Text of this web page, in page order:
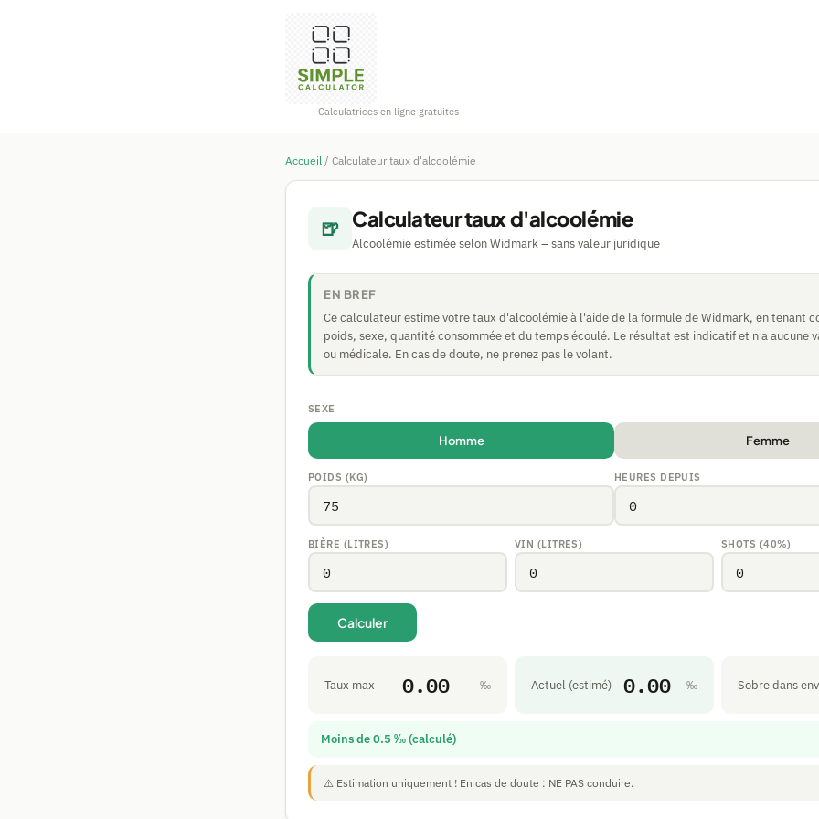
Calculatrices en ligne gratuites
Accueil / Calculateur taux d'alcoolémie
🍺 Calculateur taux d'alcoolémie
Alcoolémie estimée selon Widmark – sans valeur juridique
EN BREF
Ce calculateur estime votre taux d'alcoolémie à l'aide de la formule de Widmark, en tenant
poids, sexe, quantité consommée et du temps écoulé. Le résultat est indicatif et n'a aucune
ou médicale. En cas de doute, ne prenez pas le volant.
SEXE
Homme Femme
POIDS (KG) HEURES DEPUIS
BIÈRE (LITRES) VIN (LITRES) SHOTS (40%)
Calculer
Taux max 0.00 ‰ Actuel (estimé) 0.00 ‰ Sobre dans
Moins de 0.5 ‰ (calculé)
⚠️ Estimation uniquement ! En cas de doute : NE PAS conduire.